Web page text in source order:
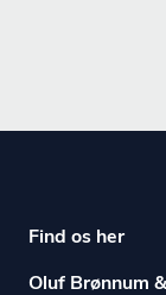
Find os her
Oluf Brønnum